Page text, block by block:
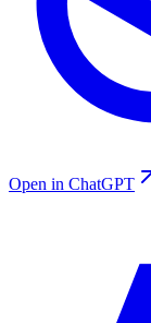
Open in ChatGPT